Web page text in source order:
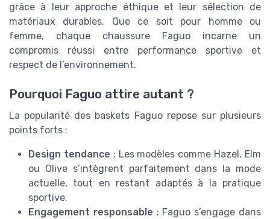
grâce à leur approche éthique et leur sélection de
matériaux durables. Que ce soit pour homme ou
femme, chaque chaussure Faguo incarne un
compromis réussi entre performance sportive et
respect de l’environnement.
Pourquoi Faguo attire autant ?
La popularité des baskets Faguo repose sur plusieurs
points forts :
Design tendance : Les modèles comme Hazel, Elm
ou Olive s’intègrent parfaitement dans la mode
actuelle, tout en restant adaptés à la pratique
sportive.
Engagement responsable : Faguo s’engage dans